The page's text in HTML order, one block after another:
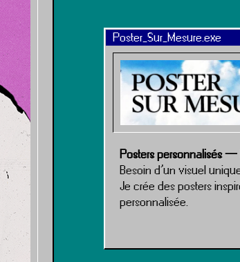
Poster_Sur_Mesure.exe
Posters personnalisés —
Besoin d’un visuel
Je crée des posters
personnalisée.